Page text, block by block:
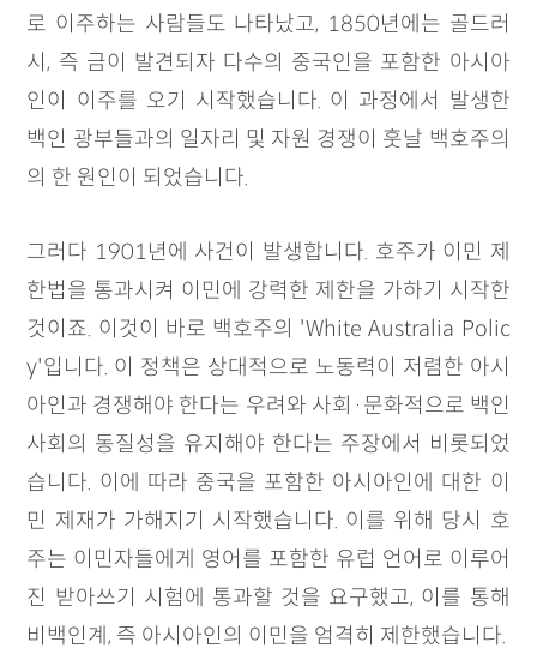
로 이주하는 사람들도 나타났고, 1850년에는 골드러
시, 즉 금이 발견되자 다수의 중국인을 포함한 아시아
인이 이주를 오기 시작했습니다. 이 과정에서 발생한
백인 광부들과의 일자리 및 자원 경쟁이 훗날 백호주의
의 한 원인이 되었습니다.
그러다 1901년에 사건이 발생합니다. 호주가 이민 제
한법을 통과시켜 이민에 강력한 제한을 가하기 시작한
것이죠. 이것이 바로 백호주의 'White Australia Polic
y'입니다. 이 정책은 상대적으로 노동력이 저렴한 아시
아인과 경쟁해야 한다는 우려와 사회·문화적으로 백인
사회의 동질성을 유지해야 한다는 주장에서 비롯되었
습니다. 이에 따라 중국을 포함한 아시아인에 대한 이
민 제재가 가해지기 시작했습니다. 이를 위해 당시 호
주는 이민자들에게 영어를 포함한 유럽 언어로 이루어
진 받아쓰기 시험에 통과할 것을 요구했고, 이를 통해
비백인계, 즉 아시아인의 이민을 엄격히 제한했습니다.